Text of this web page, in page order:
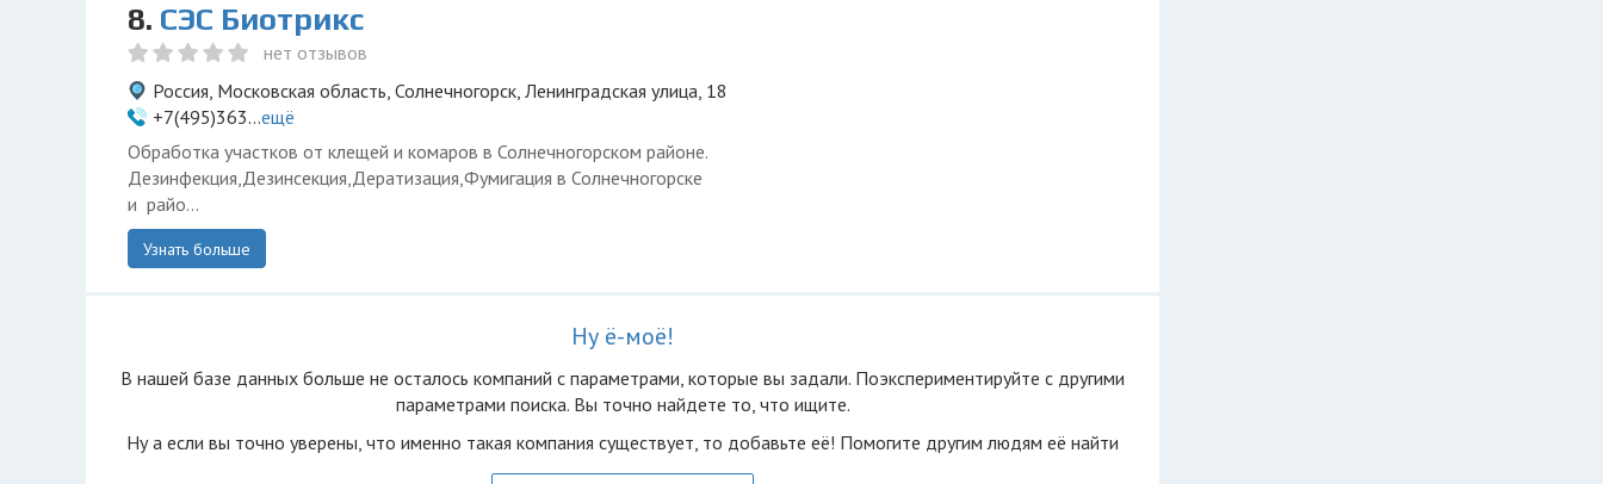
8. СЭС Биотрикс
нет отзывов
Россия, Московская область, Солнечногорск, Ленинградская улица, 18
+7(495)363...ещё
Обработка участков от клещей и комаров в Солнечногорском районе.
Дезинфекция,Дезинсекция,Дератизация,Фумигация в Солнечногорске
и райо...
Узнать больше
Ну ё-моё!
В нашей базе данных больше не осталоcь компаний с параметрами, которые вы задали. Поэкспериментируйте с другими
параметрами поиска. Вы точно найдете то, что ищите.
Ну а если вы точно уверены, что именно такая компания существует, то добавьте её! Помогите другим людям её найти